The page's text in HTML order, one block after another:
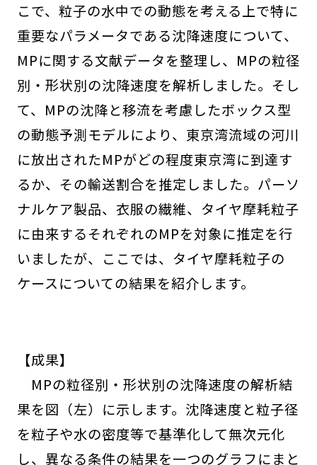
こで、粒子の水中での動態を考える上で特に
重要なパラメータである沈降速度について、
MPに関する文献データを整理し、MPの粒径
別・形状別の沈降速度を解析しました。そし
て、MPの沈降と移流を考慮したボックス型
の動態予測モデルにより、東京湾流域の河川
に放出されたMPがどの程度東京湾に到達す
るか、その輸送割合を推定しました。パーソ
ナルケア製品、衣服の繊維、タイヤ摩耗粒子
に由来するそれぞれのMPを対象に推定を行
いましたが、ここでは、タイヤ摩耗粒子の
ケースについての結果を紹介します。
【成果】
MPの粒径別・形状別の沈降速度の解析結
果を図（左）に示します。沈降速度と粒子径
を粒子や水の密度等で基準化して無次元化
し、異なる条件の結果を一つのグラフにまと